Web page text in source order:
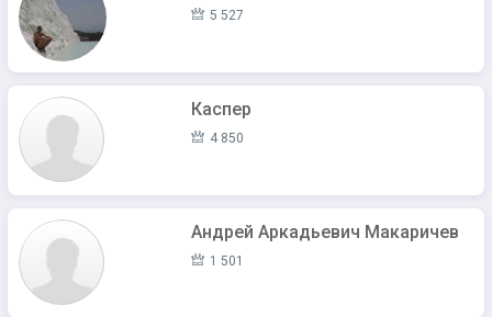
5 527
Каспер
4 850
Андрей Аркадьевич Макаричев
1 501